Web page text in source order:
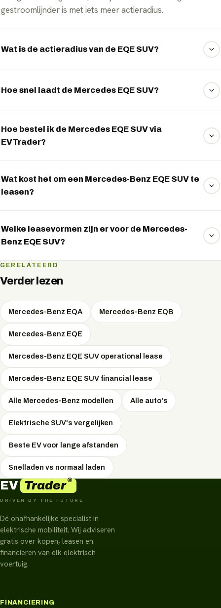
gestroomlijnder is met iets meer actieradius.
Wat is de actieradius van de EQE SUV?
accu met circa 90 kWh bruikbaar.
Hoe snel laadt de Mercedes EQE SUV?
gelijkstroom, waarmee 10 tot 80 procent in ongeveer 32
minuten geladen is.
Hoe bestel ik de Mercedes EQE SUV via
EVTrader?
lease of koop. Vraag uw voorstel aan via WhatsApp.
Wat kost het om een Mercedes-Benz EQE SUV te
leasen?
949 per maand. Het exacte maandbedrag hangt af van de
looptijd, het jaarkilometrage, een eventuele aanbetaling en
leasemaatschappijen en onderhandelt de scherpste
maandprijs — gratis, via WhatsApp.
Welke leasevormen zijn er voor de Mercedes-
Benz EQE SUV?
Voor de Mercedes-Benz EQE SUV zijn de beschikbare
leasevormen: Operational Lease, Financial Lease, Private
vast maandbedrag; operational en financial lease zijn
zakelijke vormen met fiscale voordelen. Welke vorm het
voordeligst is, hangt af van uw situatie — EVTrader
adviseert onafhankelijk en onderhandelt de scherpste
prijs.
GERELATEERD
Verder lezen
Mercedes-Benz EQA Mercedes-Benz EQB
Mercedes-Benz EQE
Mercedes-Benz EQE SUV operational lease
Mercedes-Benz EQE SUV financial lease
Alle Mercedes-Benz modellen Alle auto's
Elektrische SUV's vergelijken
Beste EV voor lange afstanden
Snelladen vs normaal laden
EV Trader®
DRIVEN BY THE FUTURE
Dé onafhankelijke specialist in
elektrische mobiliteit. Wij adviseren
gratis over kopen, leasen en
financieren van elk elektrisch
voertuig.
FINANCIERING